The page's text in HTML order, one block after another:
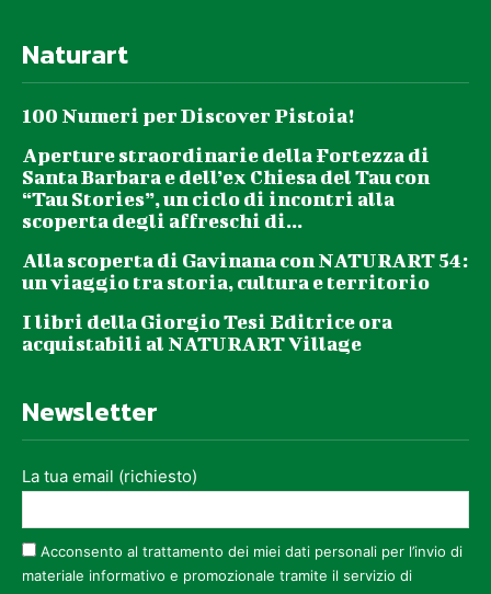
Naturart
100 Numeri per Discover Pistoia!
Aperture straordinarie della Fortezza di
Santa Barbara e dell’ex Chiesa del Tau con
“Tau Stories”, un ciclo di incontri alla
scoperta degli affreschi di...
Alla scoperta di Gavinana con NATURART 54:
un viaggio tra storia, cultura e territorio
I libri della Giorgio Tesi Editrice ora
acquistabili al NATURART Village
Newsletter
La tua email (richiesto)
Acconsento al trattamento dei miei dati personali per l’invio di
materiale informativo e promozionale tramite il servizio di